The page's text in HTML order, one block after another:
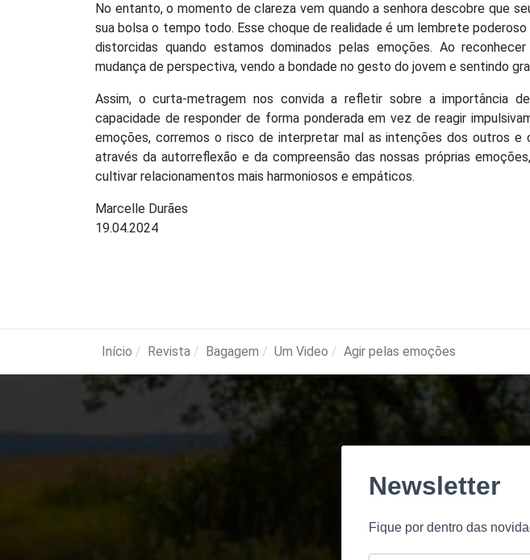
No entanto, o momento de clareza vem quando a senhora descobre que
sua bolsa o tempo todo. Esse choque de realidade é um lembrete
distorcidas quando estamos dominados pelas emoções. Ao
mudança de perspectiva, vendo a bondade no gesto do jovem e sentindo
Assim, o curta-metragem nos convida a refletir sobre a importância
capacidade de responder de forma ponderada em vez de reagir
emoções, corremos o risco de interpretar mal as intenções dos outros e
através da autorreflexão e da compreensão das nossas próprias
cultivar relacionamentos mais harmoniosos e empáticos.
Marcelle Durães
19.04.2024
Início Revista Bagagem Um Video Agir pelas emoções